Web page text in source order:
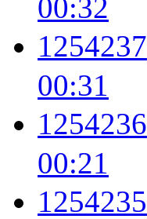
00:32
1254237
00:31
1254236
00:21
1254235